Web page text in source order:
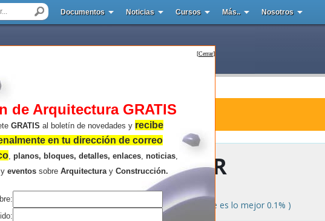
Documentos Noticias Cursos Más.. Nosotros
: Recomendado
LO POPULAR
(los archivos que más se descargan, no siempre es lo mejor 0.1% )
[Cerrar]
de Arquitectura GRATIS
GRATIS al boletín de novedades y recibe
en tu dirección de correo
, planos, bloques, detalles, enlaces, noticias,
eventossobre Arquitecturay Construcción.